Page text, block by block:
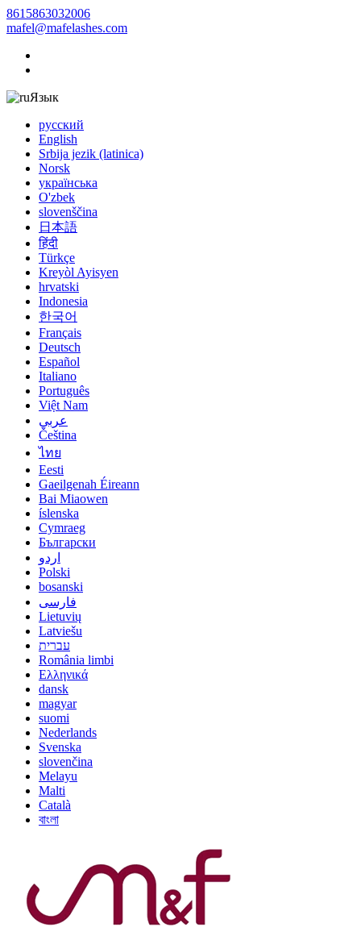
8615863032006
mafel@mafelashes.com
Язык
русский
English
Srbija jezik (latinica)
Norsk
українська
O'zbek
slovenščina
日本語
हिंदी
Türkçe
Kreyòl Ayisyen
hrvatski
Indonesia
한국어
Français
Deutsch
Español
Italiano
Português
Việt Nam
عربي
Čeština
ไทย
Eesti
Gaeilgenah Éireann
Bai Miaowen
íslenska
Cymraeg
Български
اردو
Polski
bosanski
فارسی
Lietuvių
Latviešu
עברית
România limbi
Ελληνικά
dansk
magyar
suomi
Nederlands
Svenska
slovenčina
Melayu
Malti
Català
বাংলা